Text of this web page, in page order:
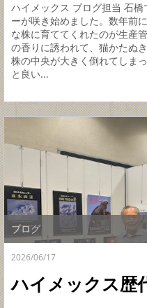
ハイメックス ブログ担当 石
ーが咲き始めました。数年前
な株に育ててくれたのが生産
の香りに誘われて、猫かたぬ
株の中央が大きく倒れてしま
と良い...
ブログ
2026/06/17
ハイメックス歴